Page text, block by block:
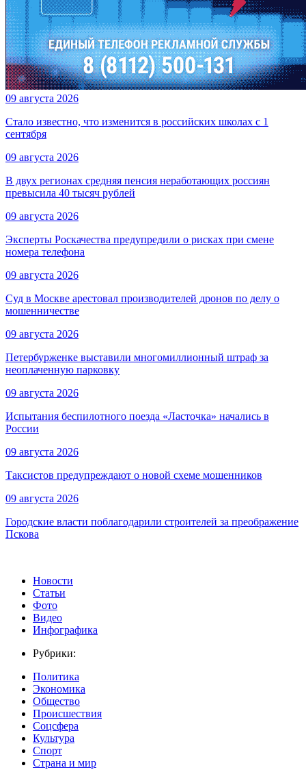
09 августа 2026
Стало известно, что изменится в российских школах с 1
сентября
09 августа 2026
В двух регионах средняя пенсия неработающих россиян
превысила 40 тысяч рублей
09 августа 2026
Эксперты Роскачества предупредили о рисках при смене
номера телефона
09 августа 2026
Суд в Москве арестовал производителей дронов по делу о
мошенничестве
09 августа 2026
Петербурженке выставили многомиллионный штраф за
неоплаченную парковку
09 августа 2026
Испытания беспилотного поезда «Ласточка» начались в
России
09 августа 2026
Таксистов предупреждают о новой схеме мошенников
09 августа 2026
Городские власти поблагодарили строителей за преображение
Пскова
Новости
Статьи
Фото
Видео
Инфографика
Рубрики:
Политика
Экономика
Общество
Происшествия
Соцсфера
Культура
Спорт
Страна и мир